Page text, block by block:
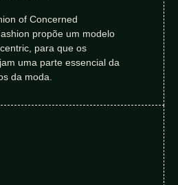
of Concerned
propõe um modelo
para que os
uma parte essencial da
da moda.